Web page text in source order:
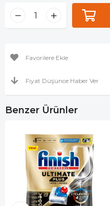
Favorilere Ekle
Fiyat Düşünce Haber Ver
Benzer Ürünler